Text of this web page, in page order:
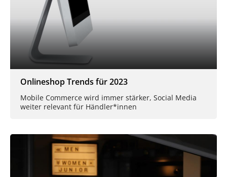
Onlineshop Trends für 2023
Mobile Commerce wird immer stärker, Social Media
weiter relevant für Händler*innen